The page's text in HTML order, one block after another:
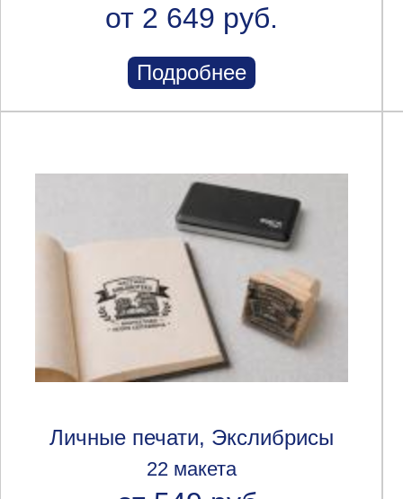
от 2 649 руб.
Подробнее
Личные печати, Экслибрисы
22 макета